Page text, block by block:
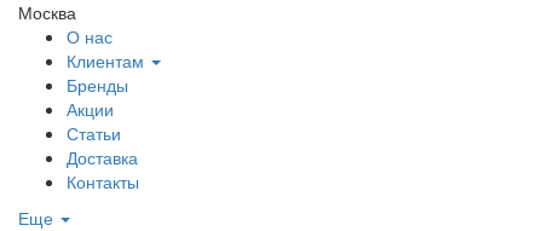
Москва
О нас
Клиентам
Бренды
Акции
Статьи
Доставка
Контакты
Еще